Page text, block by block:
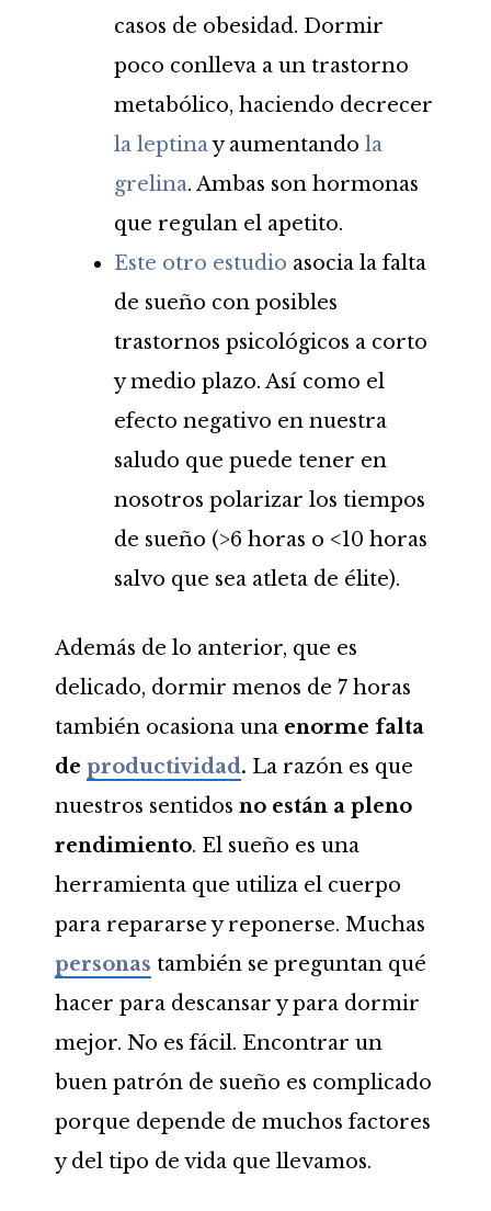
casos de obesidad. Dormir
poco conlleva a un trastorno
metabólico, haciendo decrecer
la leptinay aumentando la
grelina. Ambas son hormonas
que regulan el apetito.
Este otro estudio asocia la falta
de sueño con posibles
trastornos psicológicos a corto
y medio plazo. Así como el
efecto negativo en nuestra
saludo que puede tener en
nosotros polarizar los tiempos
de sueño (>6 horas o <10 horas
salvo que sea atleta de élite).
Además de lo anterior, que es
delicado, dormir menos de 7 horas
también ocasiona una enorme falta
de productividad. La razón es que
nuestros sentidos no están a pleno
rendimiento. El sueño es una
herramienta que utiliza el cuerpo
para repararse y reponerse. Muchas
personas también se preguntan qué
hacer para descansar y para dormir
mejor. No es fácil. Encontrar un
buen patrón de sueño es complicado
porque depende de muchos factores
y del tipo de vida que llevamos.